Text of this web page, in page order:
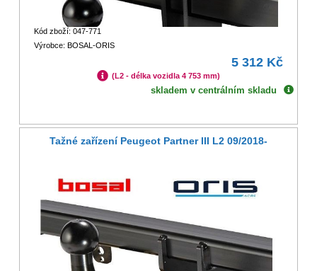
Kód zboží: 047-771
Výrobce: BOSAL-ORIS
5 312 Kč
(L2 - délka vozidla 4 753 mm)
skladem v centrálním skladu
Tažné zařízení Peugeot Partner III L2 09/2018-